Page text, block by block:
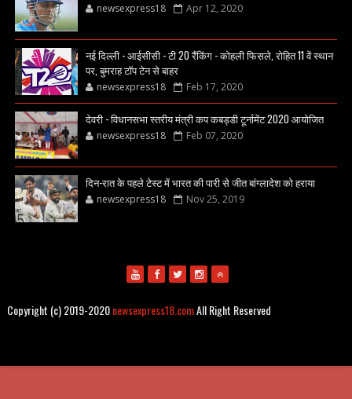
newsexpress18 Apr 12, 2020
नई दिल्ली - आईसीसी - टी 20 रैंकिंग - कोहली फिसले, रोहित 11 वें स्थान
पर, बुमराह टॉप टेन से बाहर
newsexpress18 Feb 17, 2020
देवरी - विधानसभा स्तरीय मंत्री कप कबड्डी टूर्नामेंट 2020 आयोजित
newsexpress18 Feb 07, 2020
दिन-रात के पहले टेस्ट में भारत की पारी से जीत बांग्लादेश को हराया
newsexpress18 Nov 25, 2019
Copyright (c) 2019-2020newsexpress18.comAll Right Reserved